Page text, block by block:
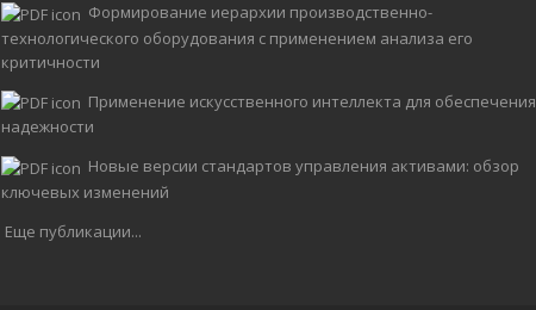
Формирование иерархии производственно-
технологического оборудования с применением анализа его
критичности
Применение искусственного интеллекта для обеспечения
надежности
Новые версии стандартов управления активами: обзор
ключевых изменений
Еще публикации...